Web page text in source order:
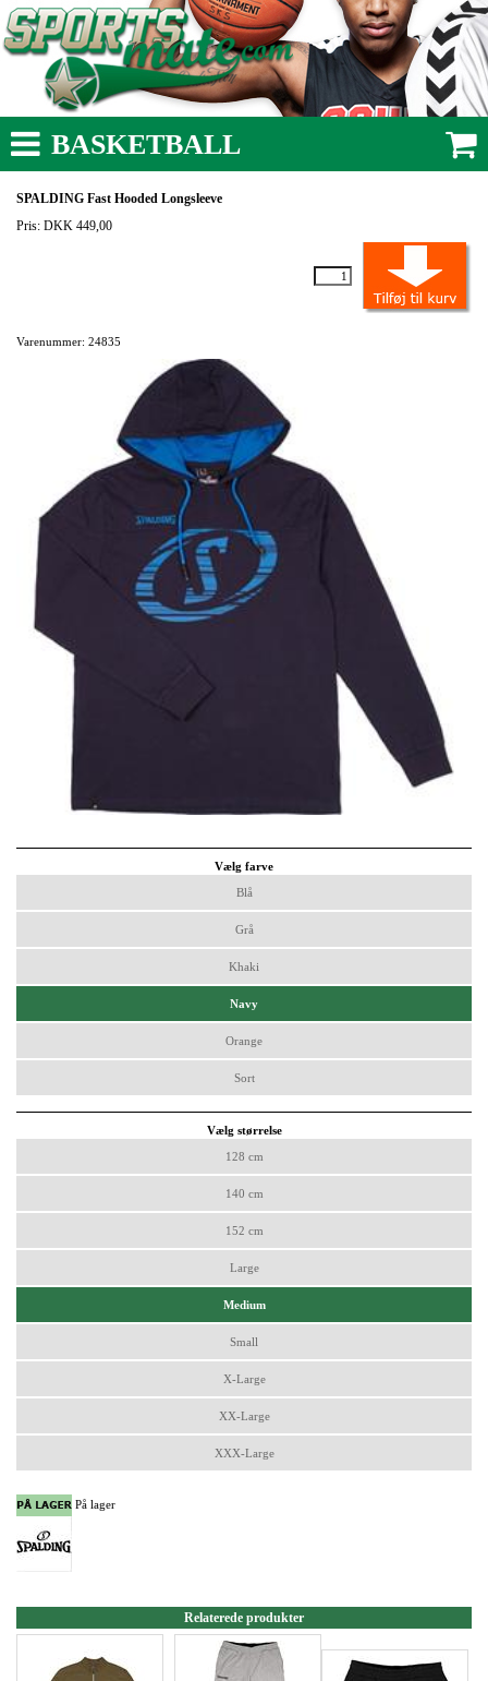
BASKETBALL
SPALDING Fast Hooded Longsleeve
Pris: DKK 449,00
Varenummer: 24835
Vælg farve
Blå
Grå
Khaki
Navy
Orange
Sort
Vælg størrelse
128 cm
140 cm
152 cm
Large
Medium
Small
X-Large
XX-Large
XXX-Large
På lager
Relaterede produkter